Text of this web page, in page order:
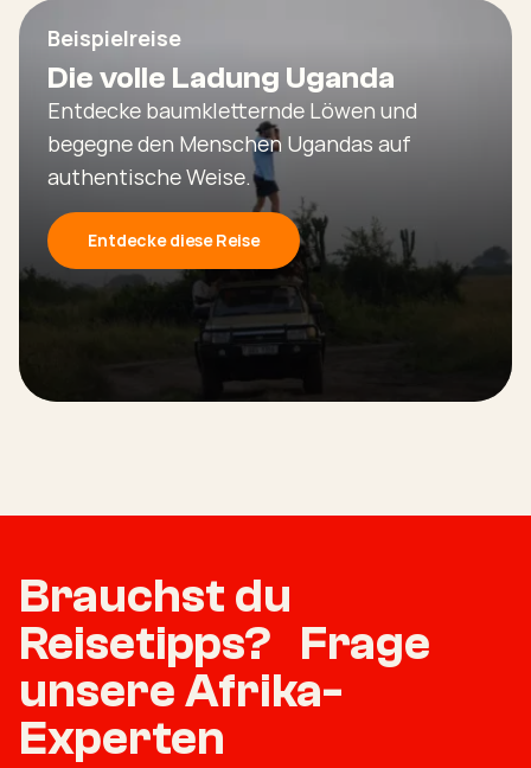
Beispielreise
Die volle Ladung Uganda
Entdecke baumkletternde Löwen und
begegne den Menschen Ugandas auf
authentische Weise.
Entdecke diese Reise
Brauchst du
Reisetipps? Frage
unsere Afrika-
Experten